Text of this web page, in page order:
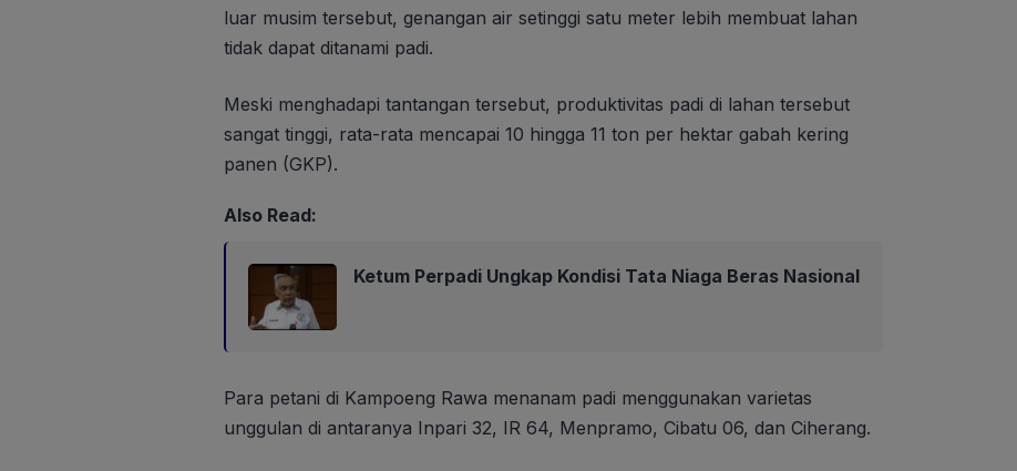
luar musim tersebut, genangan air setinggi satu meter lebih membuat lahan
tidak dapat ditanami padi.
Meski menghadapi tantangan tersebut, produktivitas padi di lahan tersebut
sangat tinggi, rata-rata mencapai 10 hingga 11 ton per hektar gabah kering
panen (GKP).
Also Read:
Ketum Perpadi Ungkap Kondisi Tata Niaga Beras Nasional
Para petani di Kampoeng Rawa menanam padi menggunakan varietas
unggulan di antaranya Inpari 32, IR 64, Menpramo, Cibatu 06, dan Ciherang.